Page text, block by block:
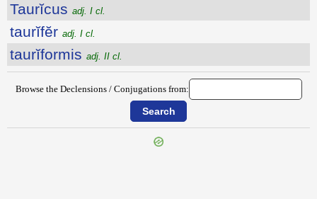
Taurĭcus adj. I cl.
taurĭfĕr adj. I cl.
taurĭformis adj. II cl.
Browse the Declensions / Conjugations from: